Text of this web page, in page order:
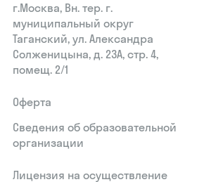
г.Москва, Вн. тер. г.
муниципальный округ
Таганский, ул. Александра
Солженицына, д. 23А, стр. 4,
помещ. 2/1
Оферта
Сведения об образовательной
организации
Лицензия на осуществление